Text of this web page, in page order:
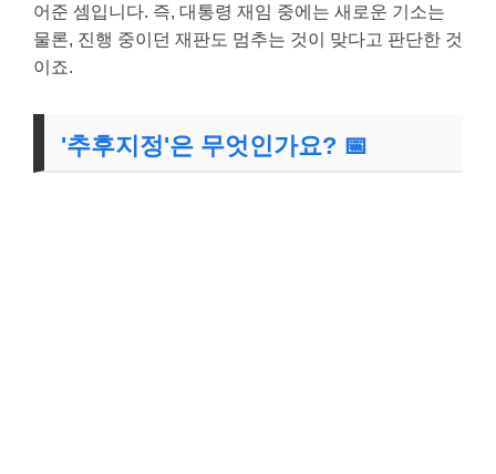
어준 셈입니다. 즉, 대통령 재임 중에는 새로운 기소는
물론, 진행 중이던 재판도 멈추는 것이 맞다고 판단한 것
이죠.
'추후지정'은 무엇인가요? 📅